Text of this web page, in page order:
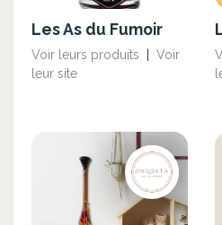
Les As du Fumoir
Voir leurs produits
Voir
leur site